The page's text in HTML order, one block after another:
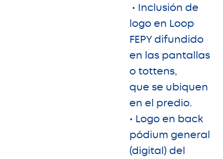
• Inclusión de
logo en Loop
FEPY difundido
en las pantallas
o tottens,
que se ubiquen
en el predio.
• Logo en back
pódium general
(digital) del